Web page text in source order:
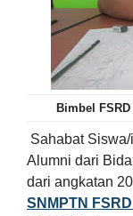
Bimbel
Sahabat
Alumni dari
dari angkatan
SNMPTN